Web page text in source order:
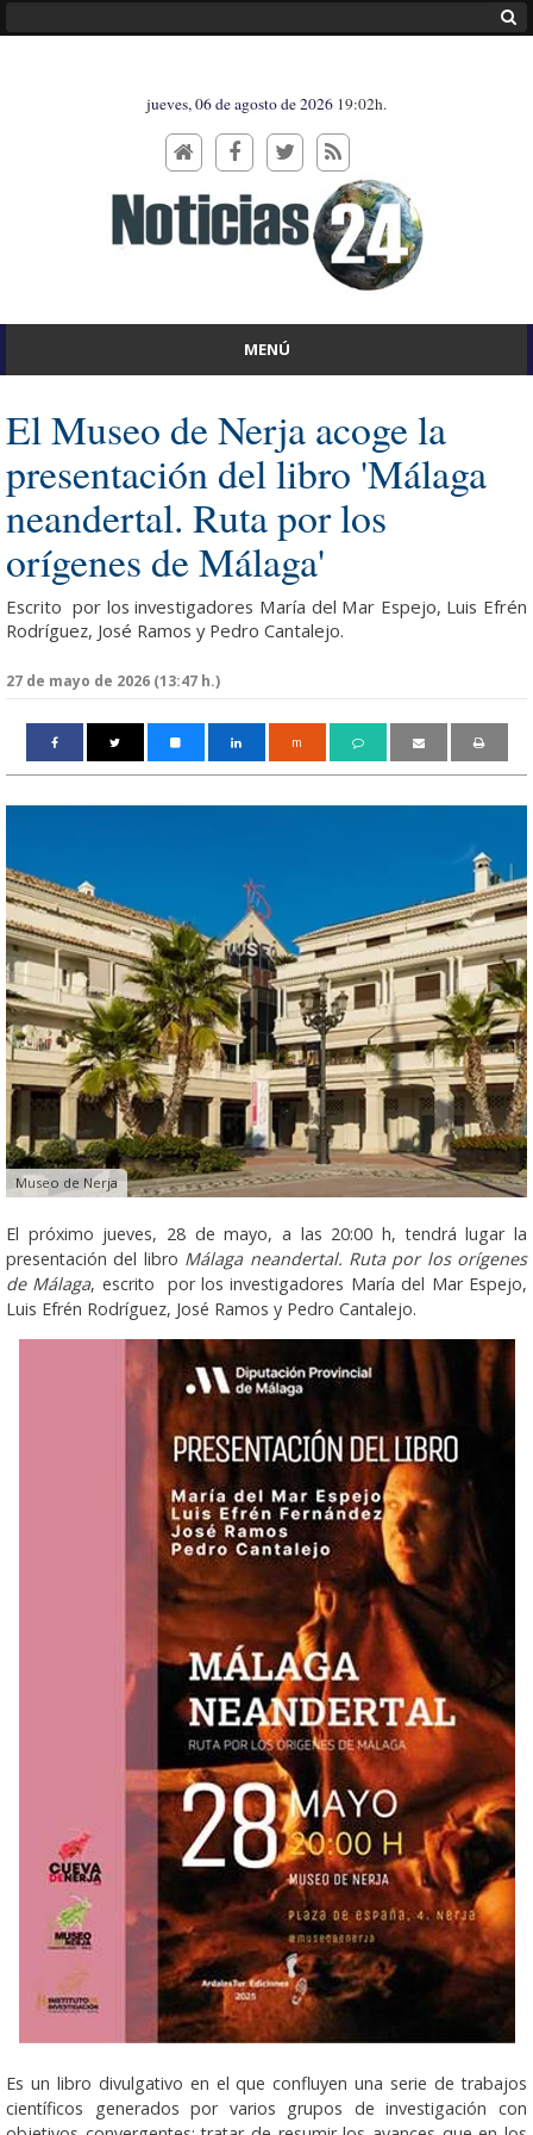
jueves, 06 de agosto de 2026 19:02h.
MENÚ
El Museo de Nerja acoge la
presentación del libro 'Málaga
neandertal. Ruta por los
orígenes de Málaga'
Escrito por los investigadores María del Mar Espejo, Luis Efrén
Rodríguez, José Ramos y Pedro Cantalejo.
27 de mayo de 2026 (13:47 h.)
m
Museo de Nerja
El próximo jueves, 28 de mayo, a las 20:00 h, tendrá lugar la
presentación del libro Málaga neandertal. Ruta por los orígenes
de Málaga, escrito por los investigadores María del Mar Espejo,
Luis Efrén Rodríguez, José Ramos y Pedro Cantalejo.
Es un libro divulgativo en el que confluyen una serie de trabajos
científicos generados por varios grupos de investigación con